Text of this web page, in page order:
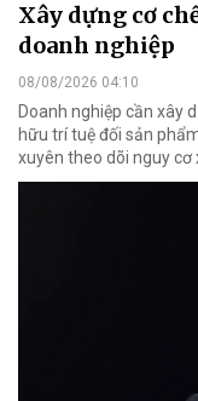
Xây dựng cơ
doanh nghiệp
08/08/2026 04:10
Doanh nghiệp cần xây
hữu trí tuệ đối sản
xuyên theo dõi nguy cơ